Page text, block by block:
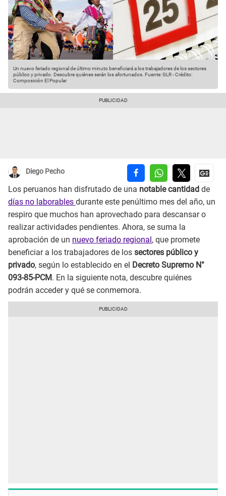
Un nuevo feriado regional de último minuto beneficiará a los trabajadores de los sectores
público y privado. Descubre quiénes serán los afortunados. Fuente: GLR-Crédito:
Composición El Popular
Diego Pecho
Los peruanos han disfrutado de una notable cantidad de
días no laborables durante este penúltimo mes del año, un
respiro que muchos han aprovechado para descansar o
realizar actividades pendientes. Ahora, se suma la
aprobación de un nuevo feriado regional , que promete
beneficiar a los trabajadores de los sectores público y
privado, según lo establecido en el Decreto Supremo N°
093-85-PCM. En la siguiente nota, descubre quiénes
podrán acceder y qué se conmemora.